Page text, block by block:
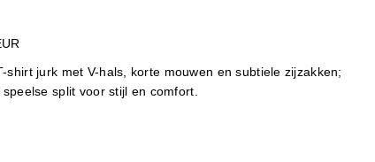
shirt jurk met V-hals, korte mouwen en subtiele zijzakken;
split voor stijl en comfort.